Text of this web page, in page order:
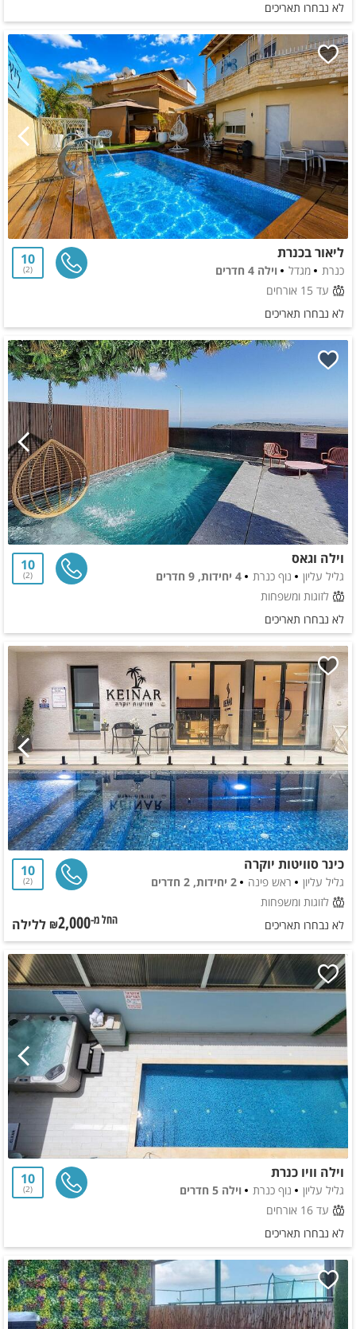
לא נבחרו תאריכים
ליאור בכנרת
כנרת מגדל
וילה 4 חדרים
עד 15 אורחים
10
2
לא נבחרו תאריכים
וילה וגאס
גליל עליון נוף כנרת
4 יחידות, 9 חדרים
לזוגות ומשפחות
10
2
לא נבחרו תאריכים
כינר סוויטות יוקרה
גליל עליון ראש פינה
2 יחידות, 2 חדרים
לזוגות ומשפחות
10
2
לא נבחרו תאריכים החל מ-₪2,000 ללילה
וילה וויו כנרת
גליל עליון נוף כנרת
וילה 5 חדרים
עד 16 אורחים
10
2
לא נבחרו תאריכים